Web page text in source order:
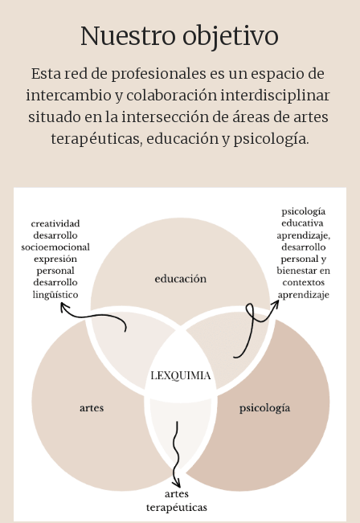
Nuestro objetivo
Esta red de profesionales es un espacio de
intercambio y colaboración interdisciplinar
situado en la intersección de áreas de artes
terapéuticas, educación y psicología.